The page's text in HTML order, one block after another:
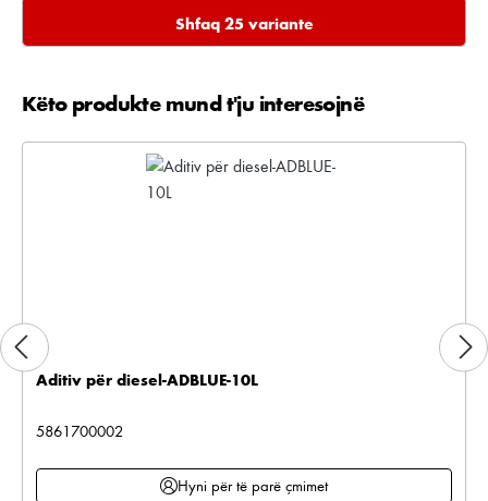
Shfaq 25 variante
Kalo galerinë e produktit
Këto produkte mund t'ju interesojnë
Aditiv për diesel-ADBLUE-10L
5861700002
Hyni për të parë çmimet